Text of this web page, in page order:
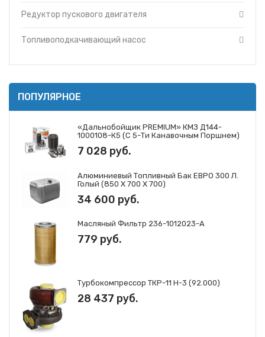
Редуктор пускового двигателя
Топливоподкачивающий насос
ПОПУЛЯРНОЕ
«Дальнобойщик PREMIUM» КМЗ Д144-
1000108-К5 (с 5-Ти Канавочным Поршнем)
7 028 руб.
Алюминиевый Топливный Бак ЕВРО 300 Л.
Голый (850 Х 700 Х 700)
34 600 руб.
Масляный Фильтр 236-1012023-А
779 руб.
Турбокомпрессор ТКР-11 Н-3 (92.000)
28 437 руб.